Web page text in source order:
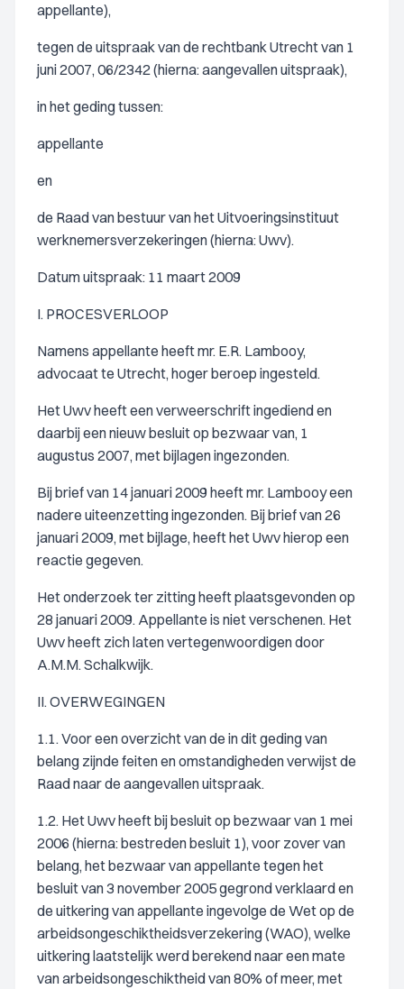
appellante),
tegen de uitspraak van de rechtbank Utrecht van 1
juni 2007, 06/2342 (hierna: aangevallen uitspraak),
in het geding tussen:
appellante
en
de Raad van bestuur van het Uitvoeringsinstituut
werknemersverzekeringen (hierna: Uwv).
Datum uitspraak: 11 maart 2009
I. PROCESVERLOOP
Namens appellante heeft mr. E.R. Lambooy,
advocaat te Utrecht, hoger beroep ingesteld.
Het Uwv heeft een verweerschrift ingediend en
daarbij een nieuw besluit op bezwaar van, 1
augustus 2007, met bijlagen ingezonden.
Bij brief van 14 januari 2009 heeft mr. Lambooy een
nadere uiteenzetting ingezonden. Bij brief van 26
januari 2009, met bijlage, heeft het Uwv hierop een
reactie gegeven.
Het onderzoek ter zitting heeft plaatsgevonden op
28 januari 2009. Appellante is niet verschenen. Het
Uwv heeft zich laten vertegenwoordigen door
A.M.M. Schalkwijk.
II. OVERWEGINGEN
1.1. Voor een overzicht van de in dit geding van
belang zijnde feiten en omstandigheden verwijst de
Raad naar de aangevallen uitspraak.
1.2. Het Uwv heeft bij besluit op bezwaar van 1 mei
2006 (hierna: bestreden besluit 1), voor zover van
belang, het bezwaar van appellante tegen het
besluit van 3 november 2005 gegrond verklaard en
de uitkering van appellante ingevolge de Wet op de
arbeidsongeschiktheidsverzekering (WAO), welke
uitkering laatstelijk werd berekend naar een mate
van arbeidsongeschiktheid van 80% of meer, met